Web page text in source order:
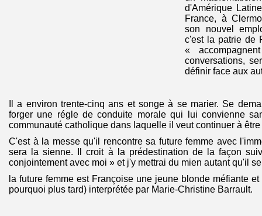
d'Amérique
France, à
son nouvel
c'est la patrie de
«
conversations,
définir face aux
Il a environ trente-cinq ans et songe à se marier. Se
forger une régle de conduite morale qui lui convienne
communauté catholique dans laquelle il veut continuer à
C'est à la messe qu'il rencontre sa future femme avec
sera la sienne. Il croit à la prédestination de la façon
conjointement avec moi » et j'y mettrai du mien autant qu'il
la future femme est Françoise une jeune blonde méfiante
pourquoi plus tard) interprétée par Marie-Christine Barrault.